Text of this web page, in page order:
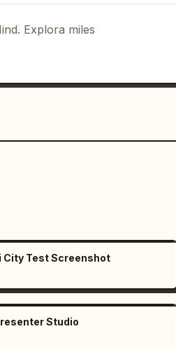
Explora miles
City Test Screenshot
Studio